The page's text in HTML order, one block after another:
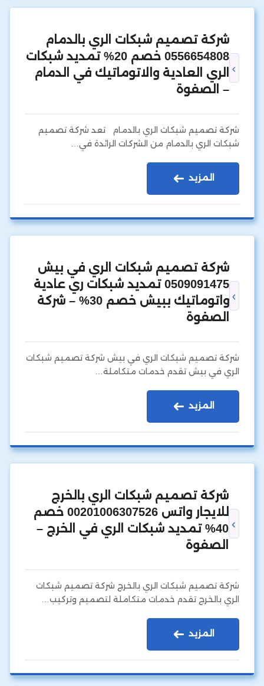
شركة تصميم شبكات الري بالدمام
0556654808 خصم 20% تمديد شبكات
الري العادية والاتوماتيك في الدمام
– الصفوة
شركة تصميم شبكات الري بالدمام تعد شركة تصميم
شبكات الري بالدمام من الشركات الرائدة في…
المزيد
شركة تصميم شبكات الري في بيش
0509091475 تمديد شبكات ري عادية
واتوماتيك ببيش خصم 30% – شركة
الصفوة
شركة تصميم شبكات الري في بيش شركة تصميم شبكات
الري في بيش تقدم خدمات متكاملة…
المزيد
شركة تصميم شبكات الري بالخرج
للايجار واتس 00201006307526 خصم
40% تمديد شبكات الري في الخرج –
الصفوة
شركة تصميم شبكات الري بالخرج شركة تصميم شبكات
الري بالخرج تقدم خدمات متكاملة لتصميم وتركيب…
المزيد